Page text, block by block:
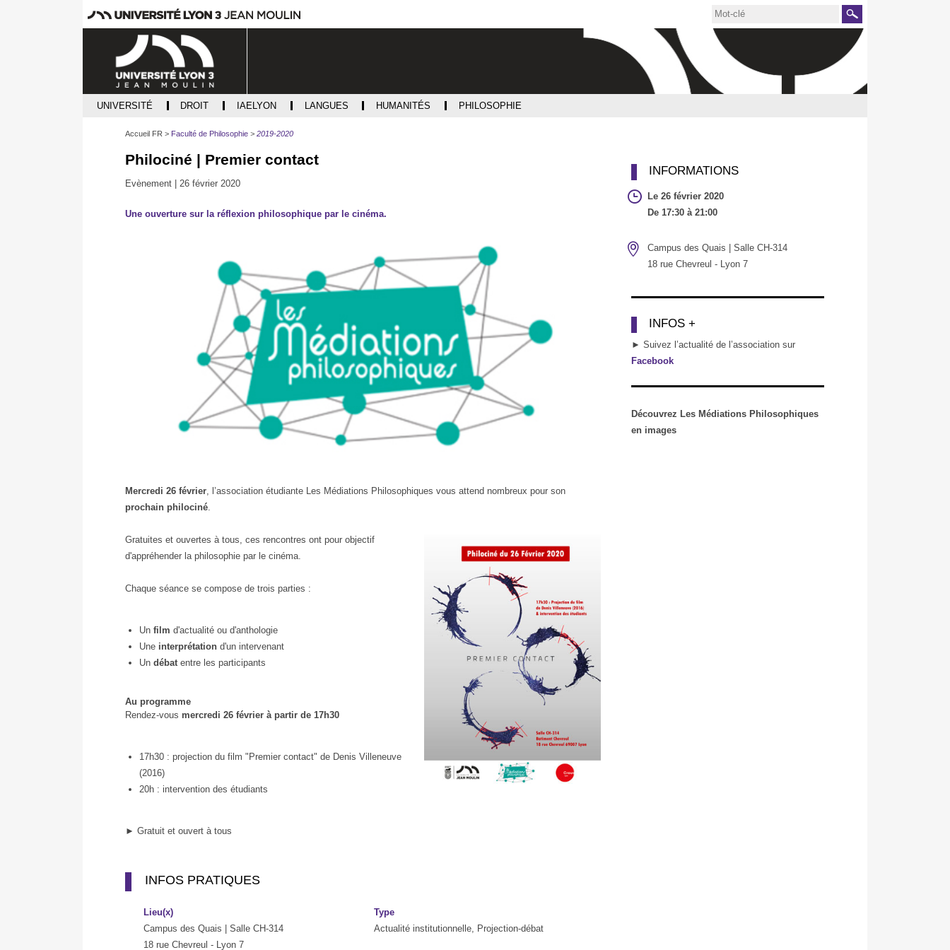
Rechercher
UNIVERSITÉ DROIT IAELYON LANGUES HUMANITÉS PHILOSOPHIE
Accueil FR Faculté de Philosophie 2019-2020
Philociné | Premier contact
Evènement | 26 février 2020
Une ouverture sur la réflexion philosophique par le cinéma.
Café
Philo
Mercredi 26 février , l’association étudiante Les Médiations Philosophiques vous attend nombreux pour son
prochain philociné
Gratuites et ouvertes à tous, ces rencontres ont pour objectif
d'appréhender la philosophie par le cinéma.
Chaque séance se compose de trois parties :
Un film d'actualité ou d'anthologie
Uneinterprétation d'un intervenant
Un débat entre les participants
Au programme
Rendez-vous mercredi 26 février à partir de 17h30
17h30 : projection du film "Premier contact" de Denis Villeneuve
(2016)
20h : intervention des étudiants
► Gratuit et ouvert à tous
INFOS PRATIQUES
Lieu(x)
Campus des Quais | Salle CH-314
18 rue Chevreul - Lyon 7
Type
Actualité institutionnelle, Projection-débat
INFORMATIONS
Le 26 février 2020
De 17:30 à 21:00
Campus des Quais | Salle CH-314
18 rue Chevreul - Lyon 7
INFOS +
► Suivez l’actualité de l’association sur
Facebook
Découvrez Les Médiations Philosophiques
en images